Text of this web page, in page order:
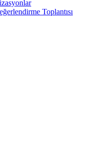
Toplantısı